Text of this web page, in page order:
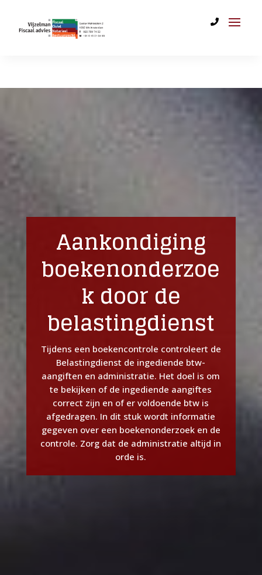
Aankondiging
boekenonderzoe
k door de
belastingdienst
Tijdens een boekencontrole controleert de
Belastingdienst de ingediende btw-
aangiften en administratie. Het doel is om
te bekijken of de ingediende aangiftes
correct zijn en of er voldoende btw is
afgedragen. In dit stuk wordt informatie
gegeven over een boekenonderzoek en de
controle. Zorg dat de administratie altijd in
orde is.